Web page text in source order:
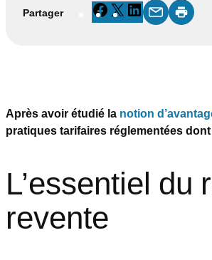
Partager Facebook
X LinkedIn
Après avoir étudié la notion
pratiques tarifaires réglementées
L’essentiel du
revente